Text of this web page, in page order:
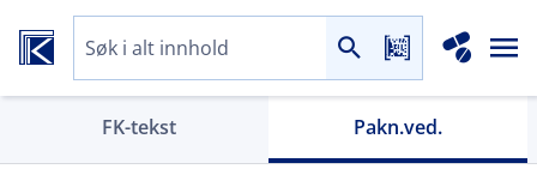
FK-tekst Pakn.ved.